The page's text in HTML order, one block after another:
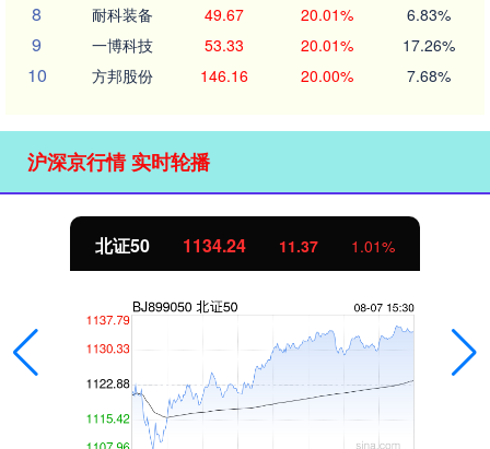
8 耐科装备 49.67 20.01% 6.83%
9 一博科技 53.33 20.01% 17.26%
10 方邦股份 146.16 20.00% 7.68%
沪深京行情 实时轮播
北证50 1134.24 11.37 1.01%